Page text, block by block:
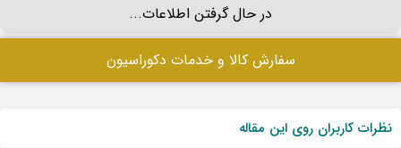
در حال گرفتن اطلاعات...
سفارش کالا و خدمات دکوراسیون
نظرات کاربران روی این مقاله